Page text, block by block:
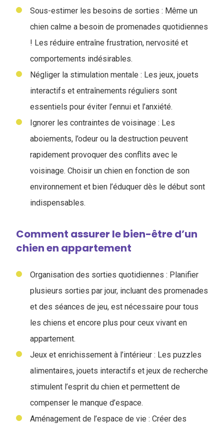
Sous-estimer les besoins de sorties : Même un
chien calme a besoin de promenades quotidiennes
! Les réduire entraîne frustration, nervosité et
comportements indésirables.
Négliger la stimulation mentale : Les jeux, jouets
interactifs et entraînements réguliers sont
essentiels pour éviter l’ennui et l’anxiété.
Ignorer les contraintes de voisinage : Les
aboiements, l’odeur ou la destruction peuvent
rapidement provoquer des conflits avec le
voisinage. Choisir un chien en fonction de son
environnement et bien l’éduquer dès le début sont
indispensables.
Comment assurer le bien-être d’un
chien en appartement
Organisation des sorties quotidiennes : Planifier
plusieurs sorties par jour, incluant des promenades
et des séances de jeu, est nécessaire pour tous
les chiens et encore plus pour ceux vivant en
appartement.
Jeux et enrichissement à l’intérieur : Les puzzles
alimentaires, jouets interactifs et jeux de recherche
stimulent l’esprit du chien et permettent de
compenser le manque d’espace.
Aménagement de l’espace de vie : Créer des